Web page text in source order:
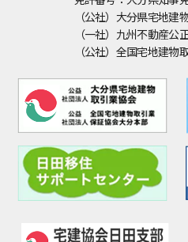
（公社）大分県宅地建
（一社）九州不動産公
（公社）全国宅地建物